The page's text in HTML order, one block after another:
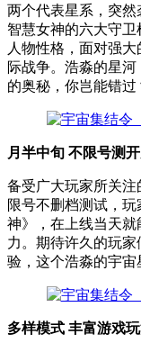
两个代表星系，突然
智慧女神的六大守
人物性格，面对强
际战争。浩淼的星
的奥秘，你岂能错过
月半中旬 不限号测
备受广大玩家所关注
限号不删档测试，
神》，在上线当天
力。期待许久的玩
验，这个浩淼的宇宙
多样模式 丰富游戏